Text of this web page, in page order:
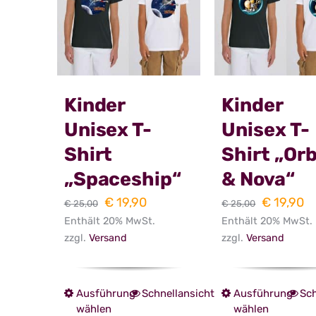
Die
Optionen
können
auf
gewählt
Die
auf
Kinder
Unisex T-
Shirt
„Spaceship“
€25,00
Ursprünglicher
Preis
war:
€ 25,00
€19,90Aktueller
Preis
€ 19,90.
Enthält 20% MwSt.
zzgl. Versand
Ausführung
wählen
Dieses
Schnellansicht
Kinder
Unisex T-
Shirt
& Nova“
€25,00
Preis
war:
€ 25,00
€19,90
€
Enthält 20% MwSt.
zzgl.Versand
Ausführung
wählen